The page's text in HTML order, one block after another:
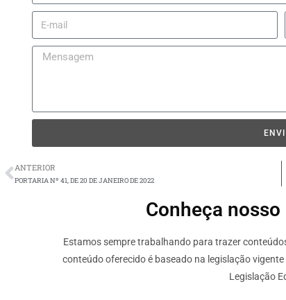
ANTERIOR
PORTARIA Nº 41, DE 20 DE JANEIRO DE 2022
Conheça
Estamos sempre trabalhando para trazer
conteúdo oferecido é baseado na legislação
Legislação